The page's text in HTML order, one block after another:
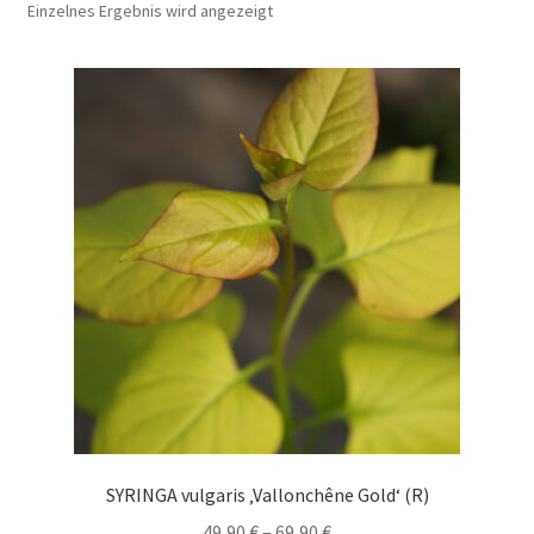
Einzelnes Ergebnis wird angezeigt
SYRINGA vulgaris ‚Vallonchêne Gold‘ (R)